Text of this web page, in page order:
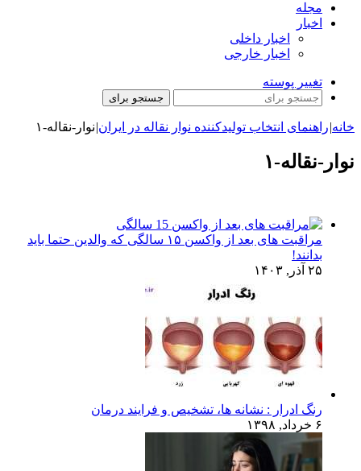
مجله
اخبار
اخبار داخلی
اخبار خارجی
تغییر پوسته
جستجو برای
خانه|راهنمای انتخاب تولیدکننده نوار نقاله در ایران|نوار-نقاله-۱
نوار-نقاله-۱
مراقبت های بعد از واکسن ۱۵ سالگی که والدین حتما باید
بدانند!
۲۵ آذر, ۱۴۰۳
رنگ ادرار : نشانه ها، تشخیص و فرایند درمان
۶ خرداد, ۱۳۹۸